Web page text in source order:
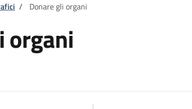
/ Donare gli organi
organi